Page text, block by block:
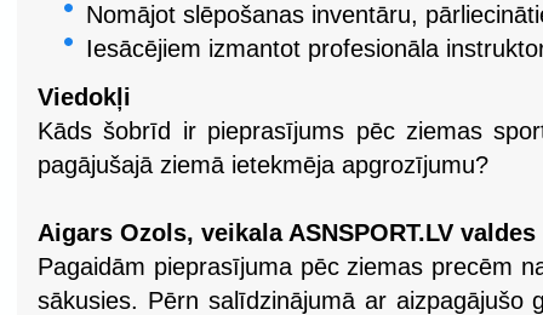
Nomājot slēpošanas inventāru,
Iesācējiem izmantot profesionāla
Viedokļi
Kāds šobrīd ir pieprasījums pēc ziemas
pagājušajā ziemā ietekmēja apgrozījumu?
Aigars Ozols, veikala ASNSPORT.LV
Pagaidām pieprasījuma pēc ziemas precēm
sākusies. Pērn salīdzinājumā ar aizpagājušo